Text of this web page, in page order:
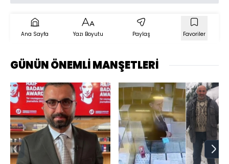
Ana Sayfa Yazı Boyutu Paylaş Favoriler
GÜNÜN ÖNEMLİ MANŞETLERİ